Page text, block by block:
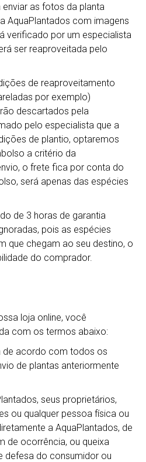
as fotos da planta
AquaPlantados com imagens
verificado por um especialista
ser reaproveitada pelo
de reaproveitamento
por exemplo)
descartados pela
pelo especialista que a
de plantio, optaremos
a critério da
o frete fica por conta do
será apenas das espécies
de 3 horas de garantia
pois as espécies
que chegam ao seu destino, o
do comprador.
loja online, você
com os termos abaixo:
de acordo com todos os
de plantas anteriormente
seus proprietários,
ou qualquer pessoa física ou
a AquaPlantados, de
de ocorrência, ou queixa
defesa do consumidor ou